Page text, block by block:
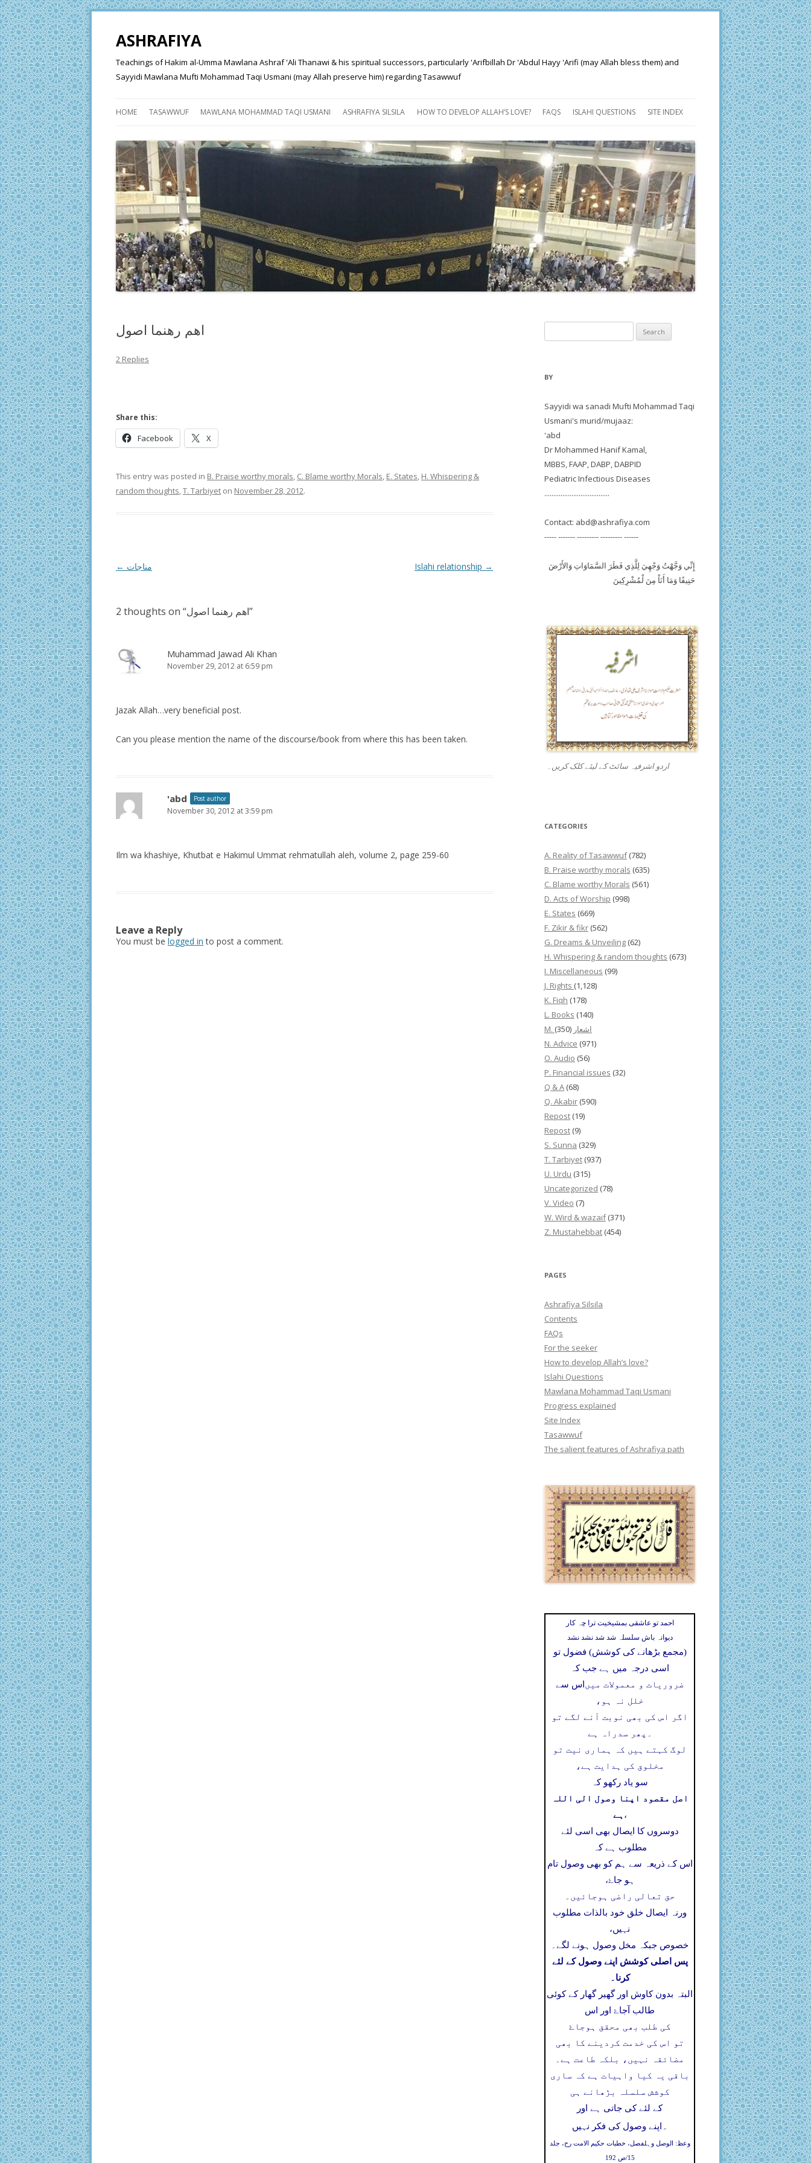
ASHRAFIYA
Teachings of Hakim al-Umma Mawlana Ashraf 'Ali Thanawi & his spiritual successors, particularly 'Arifbillah Dr 'Abdul Hayy 'Arifi (may Allah bless them) and
Sayyidi Mawlana Mufti Mohammad Taqi Usmani (may Allah preserve him) regarding Tasawwuf
HOME TASAWWUF MAWLANA MOHAMMAD TAQI USMANI ASHRAFIYA SILSILA
ASHRAFIYA PATH
HOW TO DEVELOP ALLAH’S LOVE? FAQS ISLAHI QUESTIONS SITE INDEX
اھم رھنما اصول
2 Replies
Share this:
Facebook X
This entry was posted in B. Praise worthy morals, C. Blame worthy Morals, E. States, H. Whispering &
random thoughts,T. Tarbiyet on November 28, 2012.
Post
← مناجات Islahi relationship →
2 thoughts on “اھم رھنما اصول”
Muhammad Jawad Ali Khan
November 29, 2012 at 6:59 pm
Jazak Allah…very beneficial post.
Can you please mention the name of the discourse/book from where this has been taken.
'abd Post author
November 30, 2012 at 3:59 pm
Ilm wa khashiye, Khutbat e Hakimul Ummat rehmatullah aleh, volume 2, page 259-60
Leave a Reply
You must be logged in to post a comment.
for:
BY
Sayyidi wa sanadi Mufti Mohammad Taqi
Usmani's murid/mujaaz:
'abd
Dr Mohammed Hanif Kamal,
MBBS, FAAP, DABP, DABPID
Pediatric Infectious Diseases
....................................
Contact: abd@ashrafiya.com
----- ------- --------- --------- ------
إِنِّي وَجَّهْتُ وَجْهِيَ لِلَّذِي فَطَرَ السَّمَاوَاتِ وَالأَرْضَ
حَنِيفًا وَمَا أَنَاْ مِنَ لْمُشْرِكِينَ
اردو اشرفیہ سائٹ کے لیئے کلک کریں۔
CATEGORIES
A. Reality of Tasawwuf(782)
B. Praise worthy morals (635)
C. Blame worthy Morals (561)
D. Acts of Worship (998)
E. States (669)
F. Zikir & fikr (562)
G. Dreams & Unveiling (62)
H. Whispering & random thoughts (673)
I. Miscellaneous (99)
J. Rights (1,128)
K. Fiqh (178)
L. Books (140)
M. اشعار (350)
N. Advice (971)
O. Audio (56)
P. Financial issues (32)
Q & A (68)
Q. Akabir (590)
Repost (19)
Repost (9)
S. Sunna (329)
T. Tarbiyet (937)
U. Urdu (315)
Uncategorized (78)
V. Video (7)
W. Wird & wazaif(371)
Z. Mustahebbat (454)
PAGES
Ashrafiya Silsila
Contents
FAQs
For the seeker
How to develop Allah’s love?
Islahi Questions
Mawlana Mohammad Taqi Usmani
Progress explained
Site Index
Tasawwuf
The salient features of Ashrafiya path
احمد تو عاشقی بمشیخیت ترا چہ کار
دیوانہ باش سلسلہ شد شد نشد نشد
(مجمع بڑھانے کی کوشش) فضول تو
اسی درجہ میں ہے جب کہ
اس سے ضروریات و معمولات میں
خلل نہ ہو،
اگر اس کی بھی نوبت آنے لگے تو
پھر سدراہ ہے ۔
لوگ کہتے ہیں کہ ہماری نیت تو
مخلوق کی ہدایت ہے،
سو یاد رکھو کہ
اصل مقصود اپنا وصول الی اللہ
ہے ،
دوسروں کا ایصال بھی اسی لئے
مطلوب ہے کہ
اس کے ذریعہ سے ہم کو بھی وصول تام
ہو جاۓ،
حق تعالی راضی ہوجائیں۔
ورنہ ایصال خلق خود بالذات مطلوب
نہیں،
خصوص جبکہ مخل وصول ہونے لگے۔
پس اصلی کوشش اپنے وصول کے لئے
کرنا۔
البتہ بدون کاوش اور گھیر گھار کے کوئی
طالب آجاۓ اور اس
کی طلب بھی محقق ہوجاۓ
تو اس کی خدمت کردینے کا بھی
مضائقہ نہیں، بلکہ طاعت ہے۔
باقی یہ کیا واہیات ہے کہ ساری
کوشش سلسلہ بڑھانے ہی
کے لئے کی جاتی ہے اور
اپنے وصول کی فکر نہیں ۔
وعظ: الوصل وہلفصل، خطبات حکیم الامت رح، جلد
15/ص 192